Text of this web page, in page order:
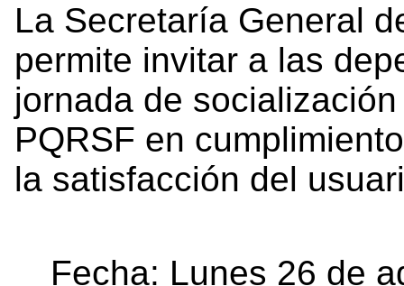
La Secretaría General
permite invitar a las
jornada de
PQRSF en
la satisfacción del
Fecha: Lunes 26 de